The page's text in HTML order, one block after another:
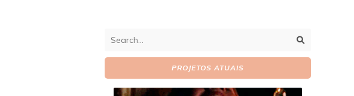
PROJETOS ATUAIS